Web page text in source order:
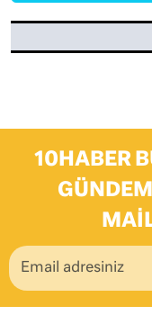
10HABER